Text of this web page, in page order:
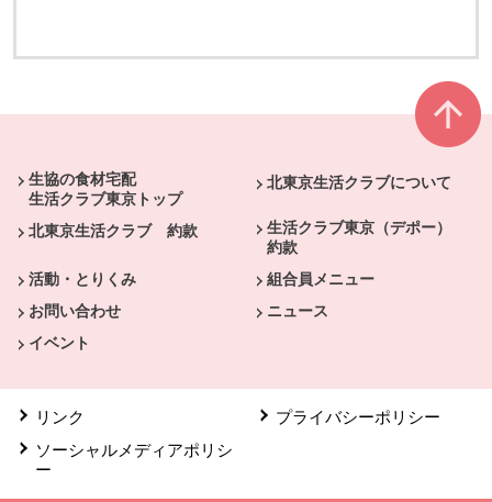
生協の食材宅配
生活クラブ東京トップ
北東京生活クラブについて
北東京生活クラブ 約款
生活クラブ東京（デポー）
約款
活動・とりくみ
組合員メニュー
お問い合わせ
ニュース
イベント
リンク
プライバシーポリシー
ソーシャルメディアポリシ
ー